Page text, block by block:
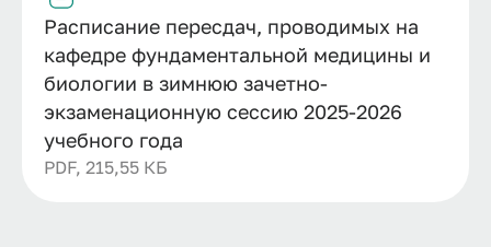
Расписание пересдач, проводимых на
кафедре фундаментальной медицины и
биологии в зимнюю зачетно-
экзаменационную сессию 2025-2026
учебного года
PDF, 215,55 КБ